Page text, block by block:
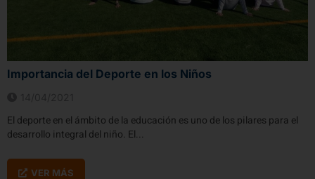
Importancia del Deporte en los Niños
El deporte en el ámbito de la educación es uno de los pilares para el
desarrollo integral del niño. El...
VER MÁS